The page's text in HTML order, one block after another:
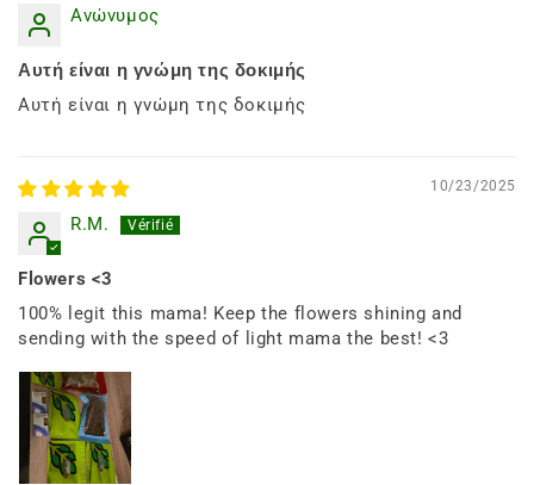
Ανώνυμος
Αυτή είναι η γνώμη της δοκιμής
Αυτή είναι η γνώμη της δοκιμής
10/23/2025
R.M.
Flowers <3
100% legit this mama! Keep the flowers shining and
sending with the speed of light mama the best! <3